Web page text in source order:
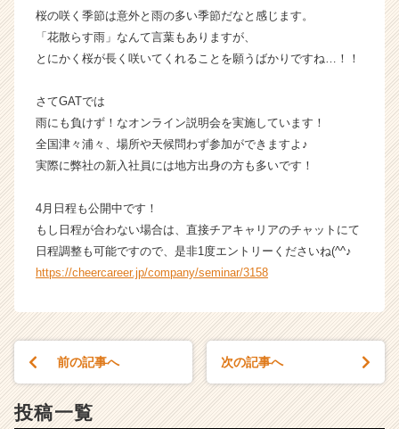
ラ
ン】
|
チ
ャ
ー・
企
業
か
ら
ト
届
桜の咲く季節は意外と雨の多い季節だなと感じます。
「花散らす雨」なんて言葉もありますが、
とにかく桜が長く咲いてくれることを願うばかりですね…！！
さてGATでは
雨にも負けず！なオンライン説明会を実施しています！
全国津々浦々、場所や天候問わず参加ができますよ♪
実際に弊社の新入社員には地方出身の方も多いです！
4月日程も公開中です！
もし日程が合わない場合は、直接チアキャリアのチャットにて
日程調整も可能ですので、是非1度エントリーくださいね(^^♪
https://cheercareer.jp/company/seminar/3158
前の記事へ 次の記事へ
投稿一覧